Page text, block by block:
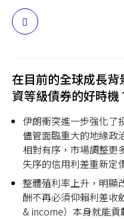
分
在目前的全球成長
資等級債券的好時機
伊朗衝突進一步強化了
儘管面臨重大的地緣政
相對有序，市場調整更
失序的信用利差重新定
整體殖利率上升，明顯
酬不再必須仰賴利差收
& income）本身就能貢